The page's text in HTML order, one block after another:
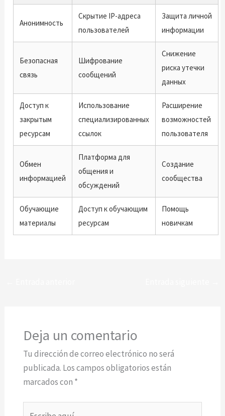
Анонимность
Скрытие IP-адреса
пользователей
Защита личной
информации
Безопасная
связь
Шифрование
сообщений
Снижение
риска утечки
данных
Доступ к
закрытым
ресурсам
Использование
специализированных
ссылок
Расширение
возможностей
пользователя
Обмен
информацией
Платформа для
общения и
обсуждений
Создание
сообщества
Обучающие
материалы
Доступ к обучающим
ресурсам
Помощь
новичкам
Deja un comentario
Tu dirección de correo electrónico no será
publicada. Los campos obligatorios están
marcados con *